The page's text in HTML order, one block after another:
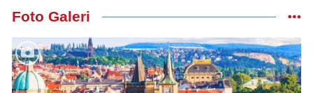
Foto Galeri